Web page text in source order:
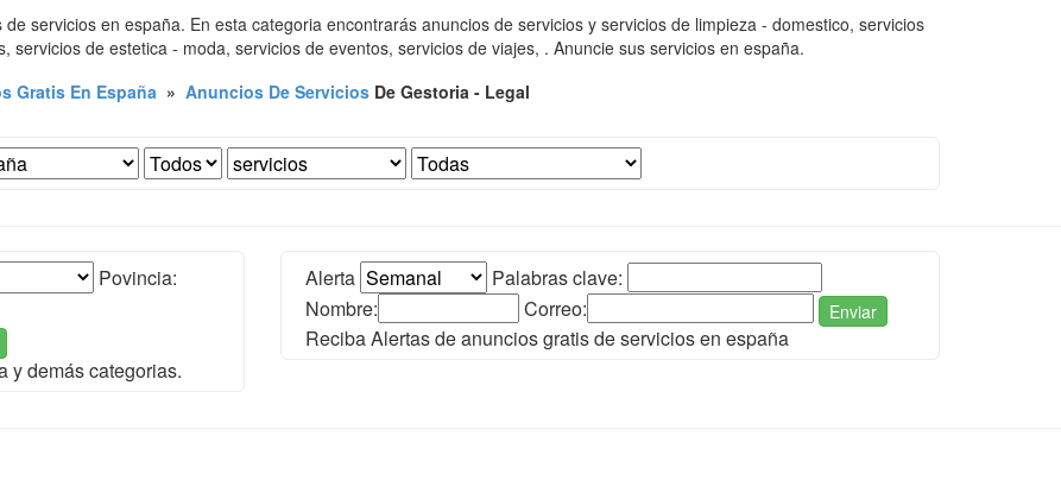
de servicios en españa. En esta categoria encontrarás anuncios de servicios y servicios de limpieza - domestico, servicios
servicios de estetica - moda, servicios de eventos, servicios de viajes, . Anuncie sus servicios en españa.
Gratis En España» Anuncios De ServiciosDe Gestoria - Legal
Povincia:
y demás categorias.
Alerta
Palabras clave:
Nombre:
Correo: Enviar
Reciba Alertas de anuncios gratis de servicios en españa